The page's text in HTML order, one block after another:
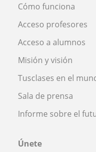
Cómo funciona
Acceso profesores
Acceso a alumnos
Misión y visión
Tusclases en el
Sala de prensa
Informe sobre el
Únete